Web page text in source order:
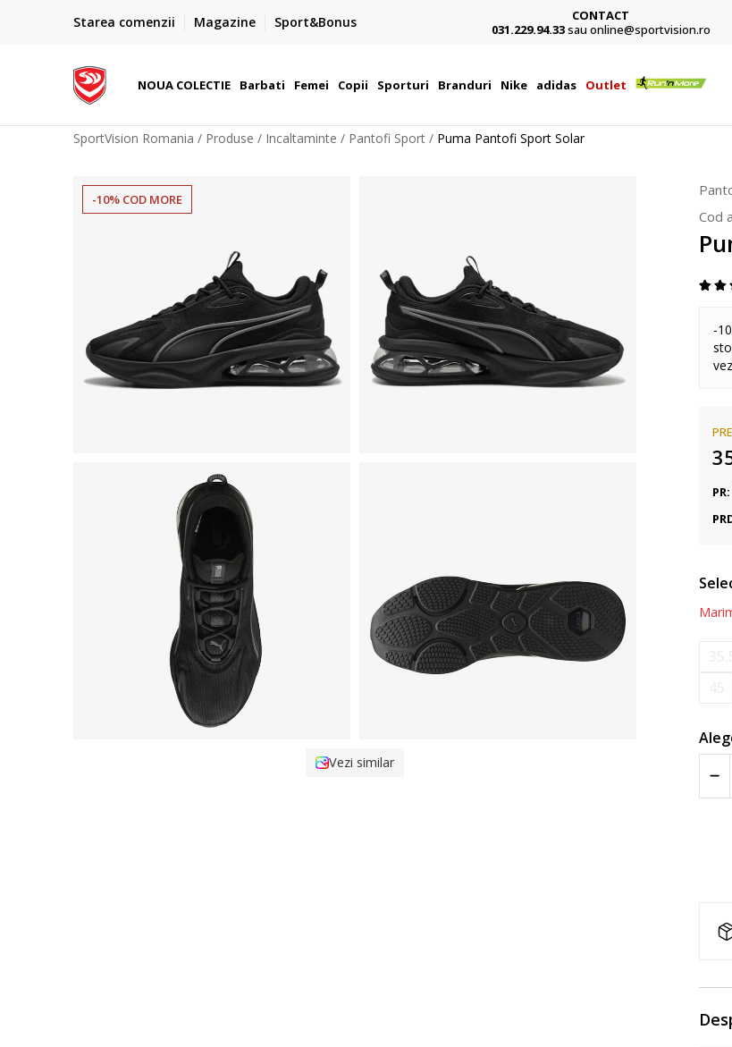
Starea comenzii Magazine Sport&Bonus
Plateste cu cardul in siguranta prin WSPay - Visa, MasterCard,
CONTACT
031.229.94.33sau online@sportvision.ro
NOUA COLECTIE Barbati Femei Copii Sporturi Branduri Nike adidas Outlet
SportVision Romania Produse Incaltaminte Pantofi Sport Puma Pantofi Sport Solar
-10% COD MORE
Vezi similar
Cod
-
PR: